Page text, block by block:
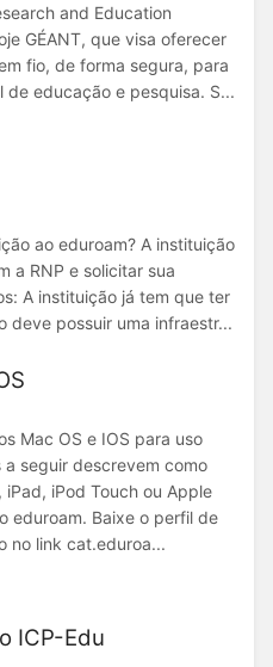
and Education
GÉANT, que visa oferecer
fio, de forma segura, para
educação e pesquisa. S...
ao eduroam? A instituição
a RNP e solicitar sua
A instituição já tem que ter
deve possuir uma infraestr...
Mac OS e IOS para uso
a seguir descrevem como
iPod Touch ou Apple
eduroam. Baixe o perfil de
no link cat.eduroa...
ICP-Edu